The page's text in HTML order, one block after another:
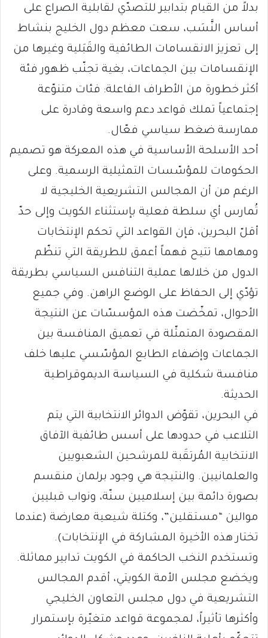
بدلاً من القيام بتدابير للتصدّي لقابلية الصراع على
أساس النَّسَب، سعت معظم دول الخليج بنشاط
إلى تعزيز الانقسامات الطائفية والقَبَلية وغيرها من
الإنقسامات بين الجماعات، بغية تجنّب ظهور فئة
أكثر خطورة من الأطراف الفاعلة: فئات متنوّعة
إجتماعياً تملك قواعد دعم واسعة وقادرة على
ممارسة ضغط سياسي فعّال.
أحد الأسلحة الأساسية في هذه المعركة هو تصميم
الحكومات للمؤسّسات التمثيلية الرسمية. وعلى
الرغم من أن المجالس التشريعية الخليجية لا
تُمارس أي سلطة فعلية بإستثناء الكويت وإلى حدّ
أقلّ البحرين، فإن القواعد التي تحكم الإنتخابات
ومهامها تتيح فهماً أعمق للطريقة التي تنظّم
الدول من خلالها عملية التنافس السياسي بطريقة
تؤدّي إلى الحفاظ على الوضع الراهن. وفي جميع
الأحوال، تمخّضت هذه المؤسسّات عن النتيجة
المقصودة المتمثّلة في تعميق المنافسة بين
الجماعات وإضفاء الطابع المؤسّسي عليها خلف
منافسة شكلية في السياسة الديموقراطية
الحديثة.
في البحرين، تقوّض الدوائر الانتخابية التي يتم
التلاعب في حدودها على أسس طائفية الآفاق
الانتخابية المُرتقَبة للمرشحين الشعبويين
والعلمانيين. والنتيجة هي وجود برلمان منقسم
بصورة دائمة بين إسلاميين سنّة، ونواب قبليين
موالين “مستقلين”، وكتلة شيعية معارضة (عندما
تختار هذه الأخيرة المشاركة في الإنتخابات).
وتستخدم النخب الحاكمة في الكويت تدابير مماثلة.
ويخضع مجلس الأمة الكويتي، أقدم المجالس
التشريعية في دول مجلس التعاون الخليجي
وأكثرها تأثيراً، لمجموعة قواعد متغيّرة بإستمرار